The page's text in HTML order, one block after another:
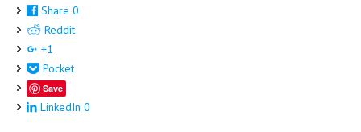
Share 0
Reddit
+1
Pocket
Save
LinkedIn 0